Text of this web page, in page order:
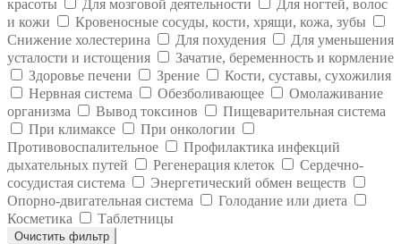
красоты
Для мозговой деятельности
Для ногтей, волос
и кожи
Кровеносные сосуды, кости, хрящи, кожа, зубы
Снижение холестерина
Для похудения
Для уменьшения
усталости и истощения
Зачатие, беременность и кормление
Здоровье печени
Зрение
Кости, суставы, сухожилия
Нервная система
Обезболивающее
Омолаживание
организма
Вывод токсинов
Пищеварительная система
При климаксе
При онкологии
Противовоспалительное
Профилактика инфекций
дыхательных путей
Регенерация клеток
Сердечно-
сосудистая система
Энергетический обмен веществ
Опорно-двигательная система
Голодание или диета
Косметика
Таблетницы
Очистить фильтр